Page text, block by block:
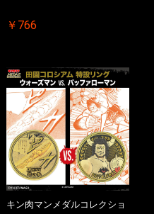
￥766
キン肉マンメダルコレクショ